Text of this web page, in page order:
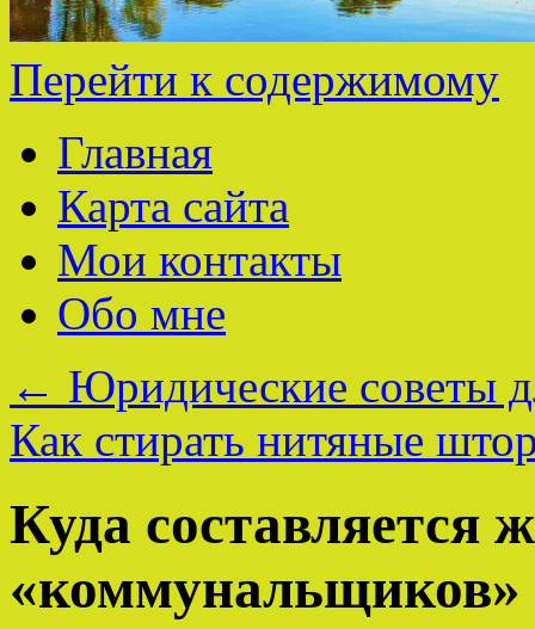
Перейти к содержимому
Главная
Карта сайта
Мои контакты
Обо мне
← Юридические советы
Как стирать нитяные
Куда составляется
«коммунальщиков»